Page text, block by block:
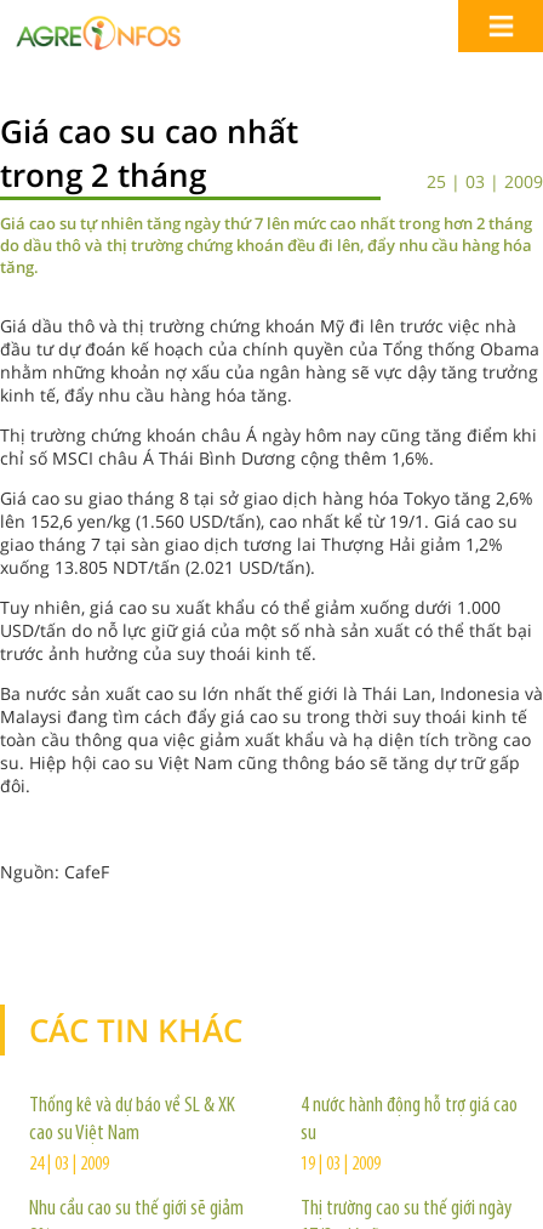
Giá cao su cao nhất
trong 2 tháng
25 | 03 | 2009
Giá cao su tự nhiên tăng ngày thứ 7 lên mức cao nhất trong hơn 2 tháng
do dầu thô và thị trường chứng khoán đều đi lên, đẩy nhu cầu hàng hóa
tăng.
Giá dầu thô và thị trường chứng khoán Mỹ đi lên trước việc nhà
đầu tư dự đoán kế hoạch của chính quyền của Tổng thống Obama
nhằm những khoản nợ xấu của ngân hàng sẽ vực dậy tăng trưởng
kinh tế, đẩy nhu cầu hàng hóa tăng.
Thị trường chứng khoán châu Á ngày hôm nay cũng tăng điểm khi
chỉ số MSCI châu Á Thái Bình Dương cộng thêm 1,6%.
Giá cao su giao tháng 8 tại sở giao dịch hàng hóa Tokyo tăng 2,6%
lên 152,6 yen/kg (1.560 USD/tấn), cao nhất kể từ 19/1. Giá cao su
giao tháng 7 tại sàn giao dịch tương lai Thượng Hải giảm 1,2%
xuống 13.805 NDT/tấn (2.021 USD/tấn).
Tuy nhiên, giá cao su xuất khẩu có thể giảm xuống dưới 1.000
USD/tấn do nỗ lực giữ giá của một số nhà sản xuất có thể thất bại
trước ảnh hưởng của suy thoái kinh tế.
Ba nước sản xuất cao su lớn nhất thế giới là Thái Lan, Indonesia và
Malaysi đang tìm cách đẩy giá cao su trong thời suy thoái kinh tế
toàn cầu thông qua việc giảm xuất khẩu và hạ diện tích trồng cao
su. Hiệp hội cao su Việt Nam cũng thông báo sẽ tăng dự trữ gấp
đôi.
Nguồn: CafeF
CÁC TIN KHÁC
Thống kê và dự báo về SL & XK
cao su Việt Nam
24 | 03 | 2009
Nhu cầu cao su thế giới sẽ giảm
4 nước hành động hỗ trợ giá cao
su
19 | 03 | 2009
Thị trường cao su thế giới ngày